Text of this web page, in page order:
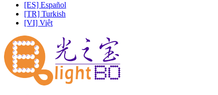
[ES] Español
[TR] Turkish
[VI] Việt